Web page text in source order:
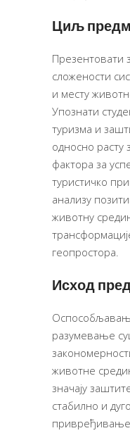
Циљ
Презентовати
сложености
и месту
Упознати
туризма и
односно расту
фактора за
туристичко
анализу
животну
геопростора.
Исход
разумевање
животне
значају
стабилно и